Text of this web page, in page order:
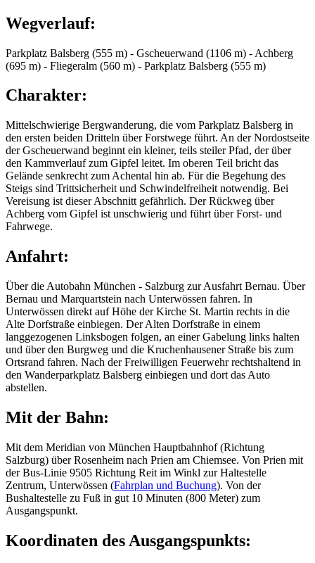
Wegverlauf:
Parkplatz Balsberg (555 m) - Gscheuerwand (1106 m) - Achberg
(695 m) - Fliegeralm (560 m) - Parkplatz Balsberg (555 m)
Charakter:
Mittelschwierige Bergwanderung, die vom Parkplatz Balsberg in
den ersten beiden Dritteln über Forstwege führt. An der Nordostseite
der Gscheuerwand beginnt ein kleiner, teils steiler Pfad, der über
den Kammverlauf zum Gipfel leitet. Im oberen Teil bricht das
Gelände senkrecht zum Achental hin ab. Für die Begehung des
Steigs sind Trittsicherheit und Schwindelfreiheit notwendig. Bei
Vereisung ist dieser Abschnitt gefährlich. Der Rückweg über
Achberg vom Gipfel ist unschwierig und führt über Forst- und
Fahrwege.
Anfahrt:
Über die Autobahn München - Salzburg zur Ausfahrt Bernau. Über
Bernau und Marquartstein nach Unterwössen fahren. In
Unterwössen direkt auf Höhe der Kirche St. Martin rechts in die
Alte Dorfstraße einbiegen. Der Alten Dorfstraße in einem
langgezogenen Linksbogen folgen, an einer Gabelung links halten
und über den Burgweg und die Kruchenhausener Straße bis zum
Ortsrand fahren. Nach der Freiwilligen Feuerwehr rechtshaltend in
den Wanderparkplatz Balsberg einbiegen und dort das Auto
abstellen.
Mit der Bahn:
Mit dem Meridian von München Hauptbahnhof (Richtung
Salzburg) über Rosenheim nach Prien am Chiemsee. Von Prien mit
der Bus-Linie 9505 Richtung Reit im Winkl zur Haltestelle
Zentrum, Unterwössen (Fahrplan und Buchung). Von der
Bushaltestelle zu Fuß in gut 10 Minuten (800 Meter) zum
Ausgangspunkt.
Koordinaten des Ausgangspunkts: